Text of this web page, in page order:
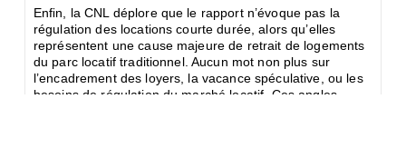
Enﬁn, la CNL déplore que le rapport n’évoque pas la
régulation des locations courte durée, alors qu’elles
représentent une cause majeure de retrait de logements
du parc locatif traditionnel. Aucun mot non plus sur
l’encadrement des loyers, la vacance spéculative, ou les
besoins de régulation du marché locatif. Ces angles